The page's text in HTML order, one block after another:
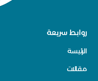
روابط سريعة
الرئيسة
مقالات